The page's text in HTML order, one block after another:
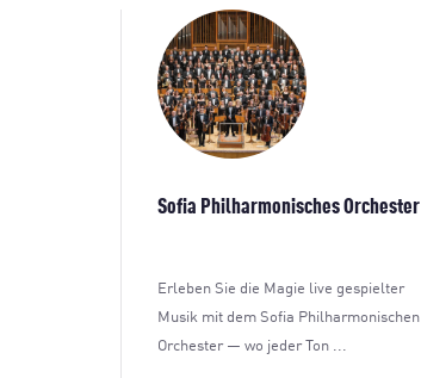
Sofia Philharmonisches Orchester
Erleben Sie die Magie live gespielter
Musik mit dem Sofia Philharmonischen
Orchester — wo jeder Ton ...